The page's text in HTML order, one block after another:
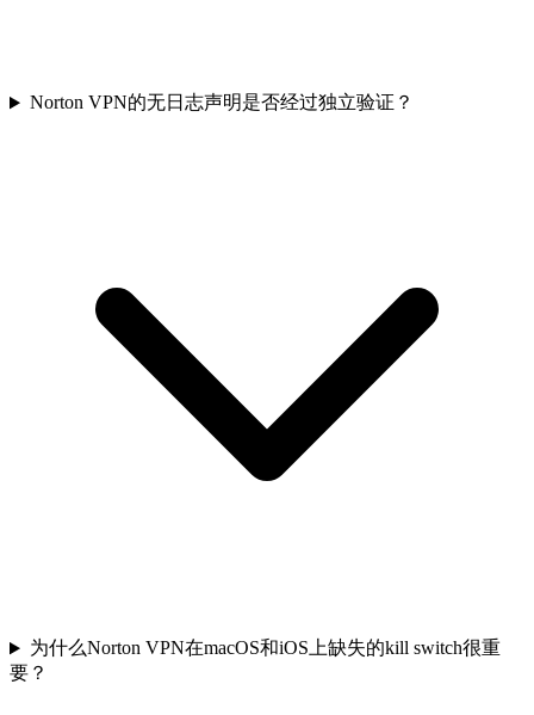
Norton VPN的无日志声明是否经过独立验证？
为什么Norton VPN在macOS和iOS上缺失的kill switch很重
要？